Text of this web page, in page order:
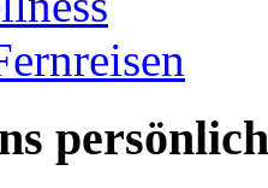
persönlich